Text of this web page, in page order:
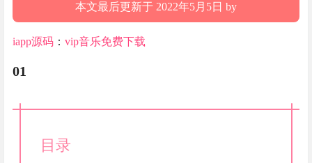
本文最后更新于 2022年5月5日 by
iapp源码 ： vip音乐免费下载
01
目录